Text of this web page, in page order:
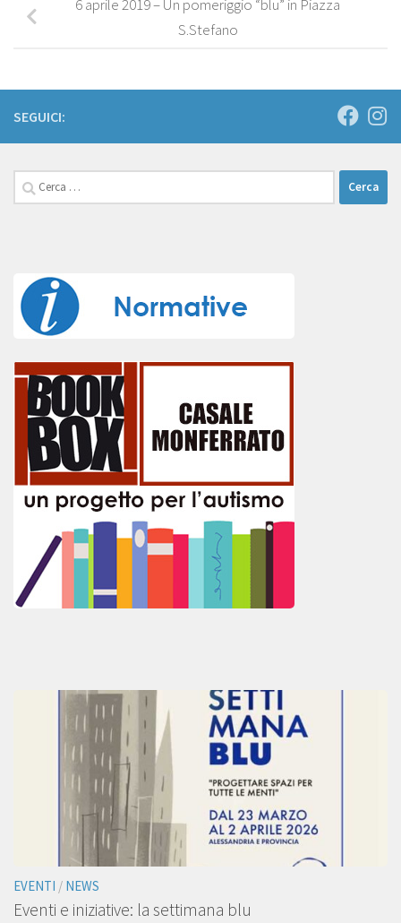
6 aprile 2019 – Un pomeriggio “blu” in Piazza
S.Stefano
SEGUICI:
Ricerca
per:
EVENTI / NEWS
Eventi e iniziative: la settimana blu